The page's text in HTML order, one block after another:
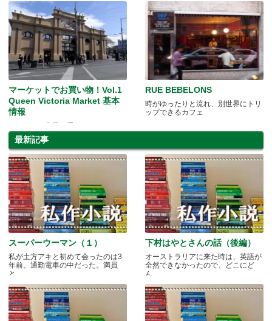
マーケットでお買い物！Vol.1
Queen Victoria Market 基本
情報
メルボルン市民に愛される“King of
Market”
RUE BEBELONS
時がゆったりと流れ、別世界にトリ
ップできるカフェ
最新記事
スーパーウーマン（１）
私が土方アキと初めて会ったのは3
年前。通勤電車の中だった。満員
と.....
下村はやとさんの話（後編）
オーストラリアに来た時は、英語が
全然できなかったので、どこにど
ん.....